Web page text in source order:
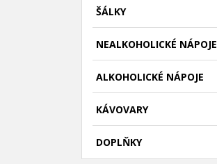
ŠÁLKY
NEALKOHOLICKÉ NÁPOJE
ALKOHOLICKÉ NÁPOJE
KÁVOVARY
DOPLŇKY